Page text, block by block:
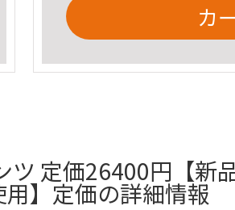
カ
定価26400円【新
】定価の詳細情報